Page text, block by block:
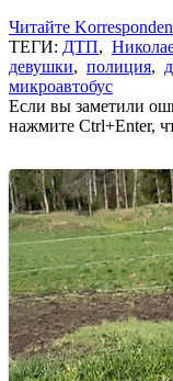
Читайте
ТЕГИ: ДТП,
девушки, полиция,
микроавтобус
Если вы заметили
нажмите Ctrl+Enter,